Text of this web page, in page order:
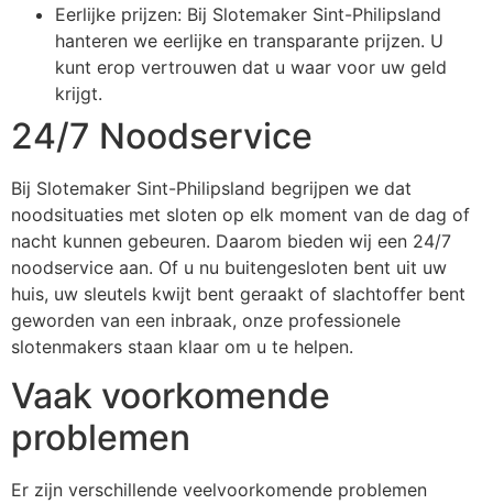
Eerlijke prijzen: Bij Slotemaker Sint-Philipsland
hanteren we eerlijke en transparante prijzen. U
kunt erop vertrouwen dat u waar voor uw geld
krijgt.
24/7 Noodservice
Bij Slotemaker Sint-Philipsland begrijpen we dat
noodsituaties met sloten op elk moment van de dag of
nacht kunnen gebeuren. Daarom bieden wij een 24/7
noodservice aan. Of u nu buitengesloten bent uit uw
huis, uw sleutels kwijt bent geraakt of slachtoffer bent
geworden van een inbraak, onze professionele
slotenmakers staan klaar om u te helpen.
Vaak voorkomende
problemen
Er zijn verschillende veelvoorkomende problemen